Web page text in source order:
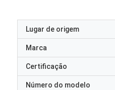
Lugar de origem
Marca
Certificação
Número do modelo